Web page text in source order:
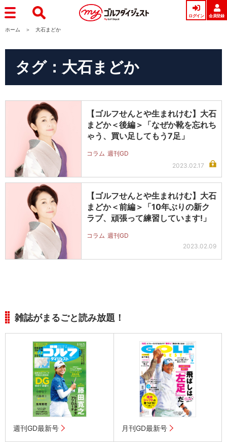
ログイン 会員登録
ホーム 大石まどか
タグ：大石まどか
【ゴルフせんとや生まれけむ】大石
まどか＜後編＞「なぜか靴を忘れち
ゃう、買い足してもう7足」
コラム 週刊GD
2023.02.17
【ゴルフせんとや生まれけむ】大石
まどか＜前編＞「10年ぶりの新ク
ラブ、頑張って練習しています!」
コラム 週刊GD
2023.02.09
雑誌がまるごと読み放題！
週刊GD最新号 月刊GD最新号